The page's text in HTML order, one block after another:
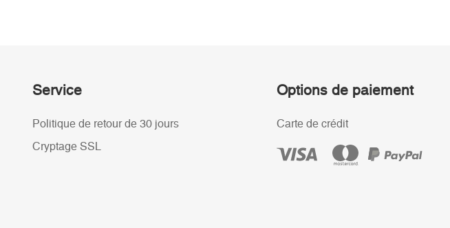
Service
Politique de retour de 30 jours
Cryptage SSL
Options de paiement
Carte de crédit